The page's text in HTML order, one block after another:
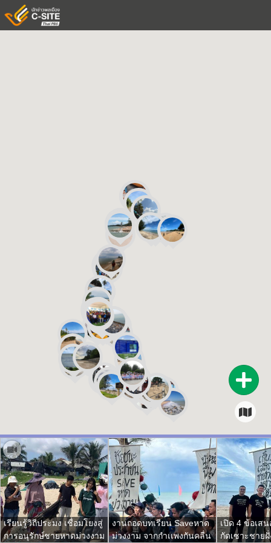
เรียนรู้วิถีประมง เชื่อมโยงสู่
การอนุรักษ์ชายหาดม่วงงาม
งานถอดบทเรียน Saveหาด
ม่วงงาม จากกำเเพงกันคลื่น
เปิด 4 ข้อเส
กัดเซาะชายฝั่